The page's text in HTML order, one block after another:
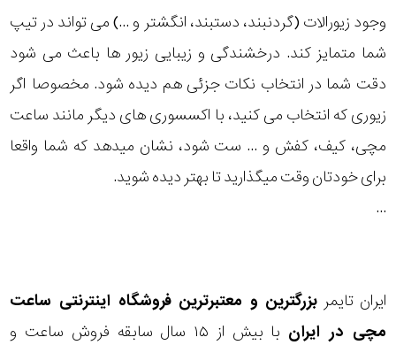
وجود زیورالات (گردنبند، دستبند، انگشتر و ...) می تواند در تیپ
شما متمایز کند. درخشندگی و زیبایی زیور ها باعث می شود
دقت شما در انتخاب نکات جزئی هم دیده شود. مخصوصا اگر
زیوری که انتخاب می کنید، با اکسسوری های دیگر مانند ساعت
مچی، کیف، کفش و ... ست شود، نشان میدهد که شما واقعا
برای خودتان وقت میگذارید تا بهتر دیده شوید.
...
ایران تایمر بزرگترین و معتبرترین فروشگاه اینترنتی ساعت
مچی در ایران
با بیش از ۱۵ سال سابقه فروش ساعت و